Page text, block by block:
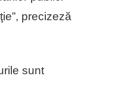
precizeză
sunt